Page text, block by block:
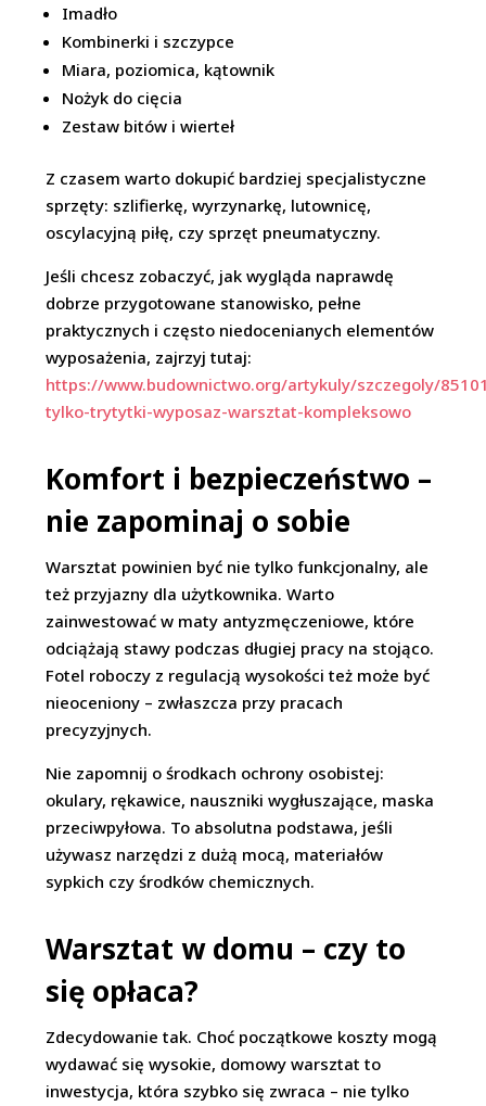
Imadło
Kombinerki i szczypce
Miara, poziomica, kątownik
Nożyk do cięcia
Zestaw bitów i wierteł
Z czasem warto dokupić bardziej specjalistyczne
sprzęty: szlifierkę, wyrzynarkę, lutownicę,
oscylacyjną piłę, czy sprzęt pneumatyczny.
Jeśli chcesz zobaczyć, jak wygląda naprawdę
dobrze przygotowane stanowisko, pełne
praktycznych i często niedocenianych elementów
wyposażenia, zajrzyj tutaj:
https://www.budownictwo.org/artykuly/szczegoly/
tylko-trytytki-wyposaz-warsztat-kompleksowo
Komfort i bezpieczeństwo –
nie zapominaj o sobie
Warsztat powinien być nie tylko funkcjonalny, ale
też przyjazny dla użytkownika. Warto
zainwestować w maty antyzmęczeniowe, które
odciążają stawy podczas długiej pracy na stojąco.
Fotel roboczy z regulacją wysokości też może być
nieoceniony – zwłaszcza przy pracach
precyzyjnych.
Nie zapomnij o środkach ochrony osobistej:
okulary, rękawice, nauszniki wygłuszające, maska
przeciwpyłowa. To absolutna podstawa, jeśli
używasz narzędzi z dużą mocą, materiałów
sypkich czy środków chemicznych.
Warsztat w domu – czy to
się opłaca?
Zdecydowanie tak. Choć początkowe koszty mogą
wydawać się wysokie, domowy warsztat to
inwestycja, która szybko się zwraca – nie tylko